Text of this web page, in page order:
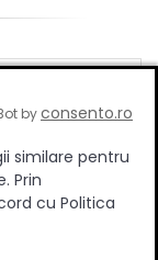
byconsento.ro
similare pentru
Prin
Politica